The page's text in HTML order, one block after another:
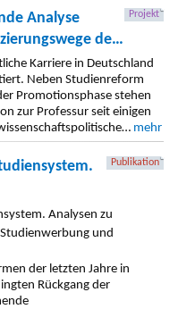
Projekt
Analyse
des
Karriere in Deutschland
Neben Studienreform
Promotionsphase stehen
zur Professur seit einigen
mehr
Publikation
und
der letzten Jahre in
Rückgang der